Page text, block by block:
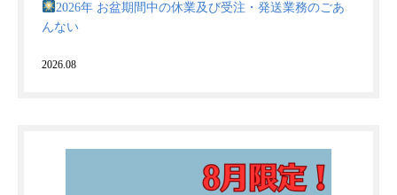
2026年 お盆期間中の休業及び受注・発送業務のごあ
んない
2026.08